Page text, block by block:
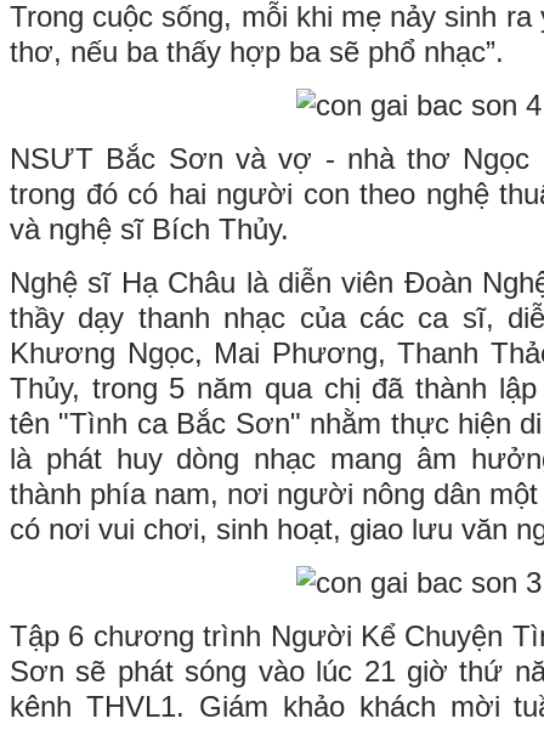
Trong cuộc sống, mỗi khi mẹ nảy sinh
thơ, nếu ba thấy hợp ba sẽ phổ nhạc”.
NSƯT Bắc Sơn và vợ - nhà thơ
trong đó có hai người con theo nghệ
và nghệ sĩ Bích Thủy.
Nghệ sĩ Hạ Châu là diễn viên Đoàn
thầy dạy thanh nhạc của các ca sĩ,
Khương Ngọc, Mai Phương, Thanh
Thủy, trong 5 năm qua chị đã thành
tên "Tình ca Bắc Sơn" nhằm thực hiện
là phát huy dòng nhạc mang âm
thành phía nam, nơi người nông dân
có nơi vui chơi, sinh hoạt, giao lưu văn
Tập 6 chương trình Người Kể Chuyện
Sơn sẽ phát sóng vào lúc 21 giờ thứ
kênh THVL1. Giám khảo khách mời